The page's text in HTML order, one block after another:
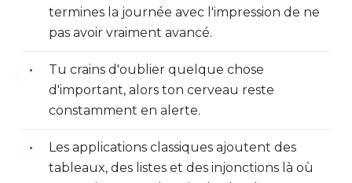
termines la journée avec l'impression de ne
pas avoir vraiment avancé.
Tu crains d'oublier quelque chose
d'important, alors ton cerveau reste
constamment en alerte.
Les applications classiques ajoutent des
tableaux, des listes et des injonctions là où